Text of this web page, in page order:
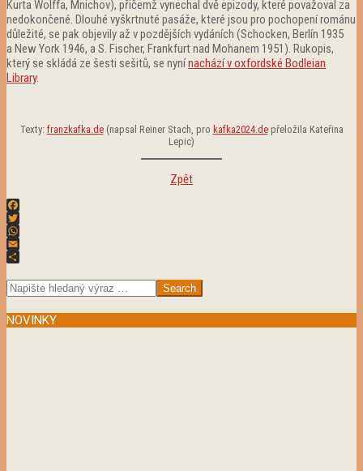
Kurta Wolffa, Mnichov), přičemž vynechal dvě epizody, které považoval za
nedokončené. Dlouhé vyškrtnuté pasáže, které jsou pro pochopení románu
důležité, se pak objevily až v pozdějších vydáních (Schocken, Berlín 1935
a New York 1946, a S. Fischer, Frankfurt nad Mohanem 1951). Rukopis,
který se skládá ze šesti sešitů, se nynínachází v oxfordské Bodleian
Library.
Texty: franzkafka.de(napsal Reiner Stach, pro kafka2024.depřeložila Kateřina
Lepic)
Zpět
Facebook
Twitter
WhatsApp
Email
01-
11
Search
NOVINKY